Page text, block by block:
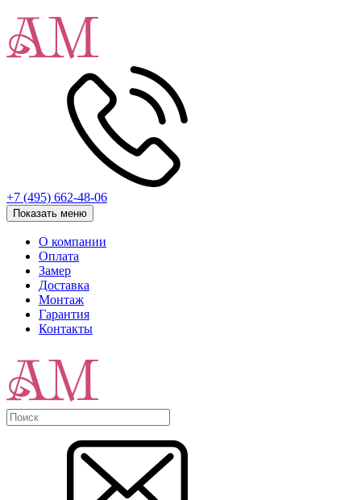
+7 (495) 662-48-06
Показать меню
О компании
Оплата
Замер
Доставка
Монтаж
Гарантия
Контакты